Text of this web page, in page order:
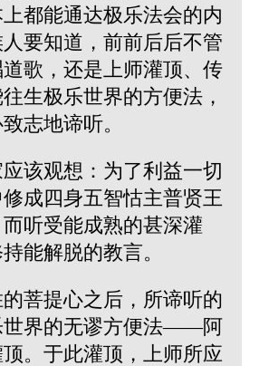
都能通达极乐法会的内
要知道，前前后后不管
歌，还是上师灌顶、传
生极乐世界的方便法，
志地谛听。
该观想：为了利益一切
成四身五智怙主普贤王
听受能成熟的甚深灌
能解脱的教言。
菩提心之后，所谛听的
世界的无谬方便法――阿
。于此灌顶，上师所应